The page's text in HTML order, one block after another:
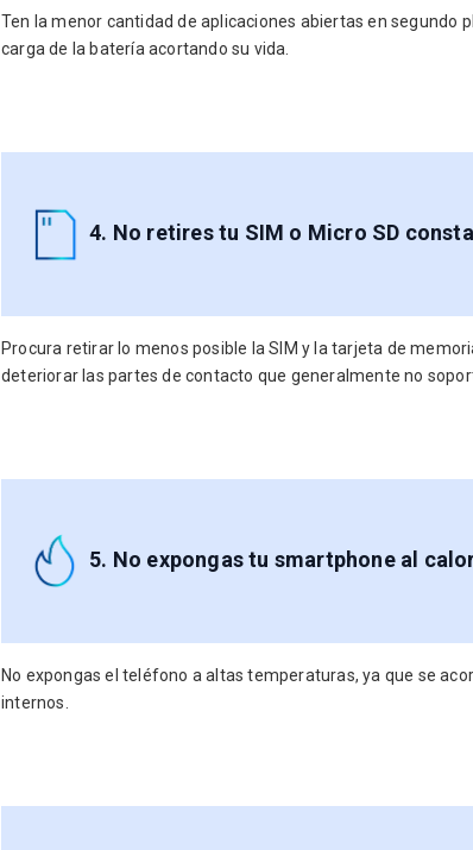
Ten la menor cantidad de aplicaciones abiertas en segundo
carga de la batería acortando su vida.
4. No retires tu SIM o Micro SD
Procura retirar lo menos posible la SIM y la tarjeta de
deteriorar las partes de contacto que generalmente no
5. No expongas tu smartphone al
No expongas el teléfono a altas temperaturas, ya que se
internos.